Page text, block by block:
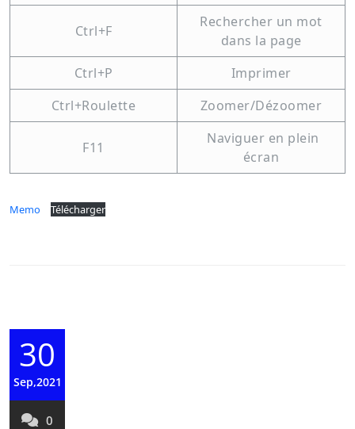
Ctrl+F
Rechercher un mot
dans la page
Ctrl+P
Imprimer
Ctrl+Roulette
Zoomer/Dézoomer
F11
Naviguer en plein
écran
Memo Télécharger
30
Sep,2021
0